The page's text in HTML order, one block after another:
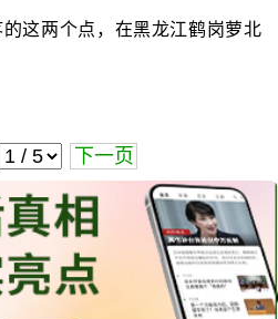
这两个点，在黑龙江鹤岗萝北
下一页